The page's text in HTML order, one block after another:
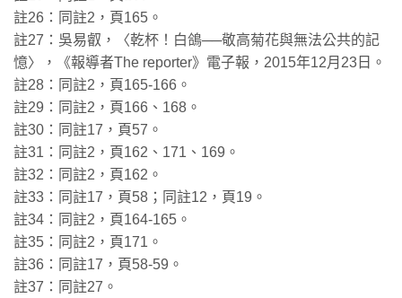
註26：同註2，頁165。
註27：吳易叡，〈乾杯！白鴿──敬高菊花與無法公共的記
憶〉，《報導者The reporter》電子報，2015年12月23日。
註28：同註2，頁165-166。
註29：同註2，頁166、168。
註30：同註17，頁57。
註31：同註2，頁162、171、169。
註32：同註2，頁162。
註33：同註17，頁58；同註12，頁19。
註34：同註2，頁164-165。
註35：同註2，頁171。
註36：同註17，頁58-59。
註37：同註27。